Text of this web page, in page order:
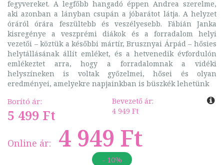
fegyvereket. A legfőbb hangadó éppen Andrea szerelme,
aki azonban a lányban csupán a jóbarátot látja. A helyzet
óráról órára feszültebb és veszélyesebb. Fábián Janka
kisregénye a veszprémi diákok és a forradalom helyi
vezetői – köztük a későbbi mártír, Brusznyai Árpád – hősies
helytállásának állít emléket, és a hetvenedik évfordulón
emlékeztet arra, hogy a forradalomnak a vidéki
helyszíneken is voltak győzelmei, hősei és olyan
eredményei, amelyekre napjainkban is büszkék lehetünk
Borító ár:
5 499 Ft
Bevezető ár:
4 949 Ft
Online ár: 4 949 Ft
- 10%